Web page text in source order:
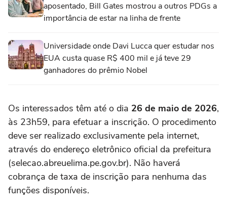
aposentado, Bill Gates mostrou a outros PDGs a
importância de estar na linha de frente
Universidade onde Davi Lucca quer estudar nos
EUA custa quase R$ 400 mil e já teve 29
ganhadores do prêmio Nobel
Os interessados têm até o dia 26 de maio de 2026,
às 23h59, para efetuar a inscrição. O procedimento
deve ser realizado exclusivamente pela internet,
através do endereço eletrônico oficial da prefeitura
(selecao.abreuelima.pe.gov.br). Não haverá
cobrança de taxa de inscrição para nenhuma das
funções disponíveis.